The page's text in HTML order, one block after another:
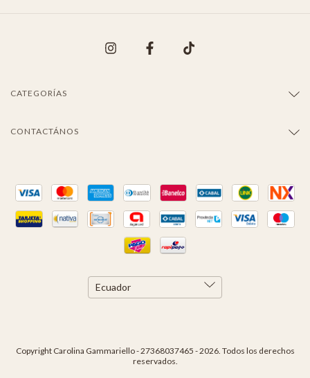
CATEGORÍAS
CONTACTÁNOS
Copyright Carolina Gammariello - 27368037465 - 2026. Todos los derechos
reservados.